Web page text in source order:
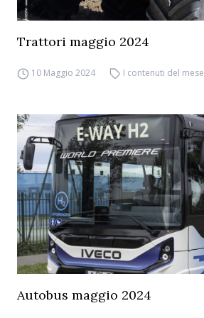
Trattori maggio 2024
10 Maggio 2024 I contenuti del mese
Autobus maggio 2024